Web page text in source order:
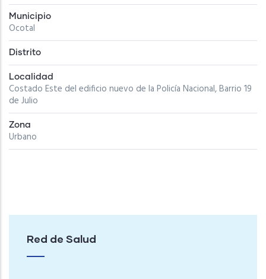
Municipio
Ocotal
Distrito
Localidad
Costado Este del edificio nuevo de la Policía Nacional, Barrio 19
de Julio
Zona
Urbano
Red de Salud